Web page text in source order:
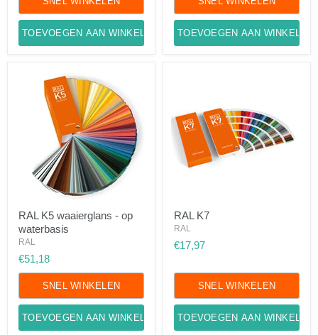
TOEVOEGEN AAN WINKELWAGEN
waterbasis
TOEVOEGEN AAN
K5
waaierglans
op
waterbasis
RAL K5 waaierglans - op
waterbasis
RAL
€51,18
SNEL WINKELEN
TOEVOEGEN AAN WINKELWAGEN
K7
RAL K7
RAL
€17,97
SNEL WINKELEN
TOEVOEGEN AAN